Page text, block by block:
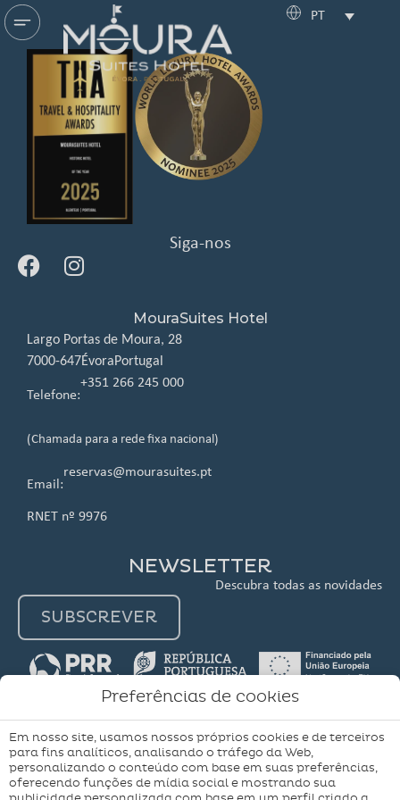
PT
Siga-nos
MouraSuites Hotel
Largo Portas de Moura, 28
7000-647ÉvoraPortugal
Telefone:
+351 266 245 000
(Chamada para a rede fixa nacional)
Email:
reservas@mourasuites.pt
RNET nº 9976
NEWSLETTER
Descubra todas as novidades
SUBSCREVER
Aviso Legal
Política de Cookies
Configuração de Cookies
A minha
reserva
Preferências de cookies
Em nosso site, usamos nossos próprios cookies e de terceiros
para fins analíticos, analisando o tráfego da Web,
personalizando o conteúdo com base em suas preferências,
oferecendo funções de mídia social e mostrando sua